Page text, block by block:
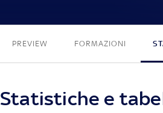
PREVIEW FORMAZIONI
Statistiche e